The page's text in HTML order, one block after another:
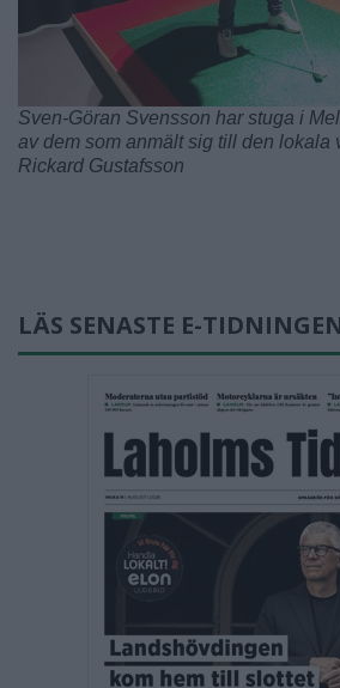
Sven-Göran Svensson har stuga i
av dem som anmält sig till den lokala
Rickard Gustafsson
LÄS SENASTE E-